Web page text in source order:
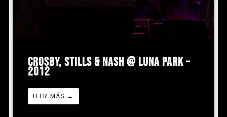
CROSBY, STILLS & NASH @ LUNA PARK –
2012
LEER MÁS →